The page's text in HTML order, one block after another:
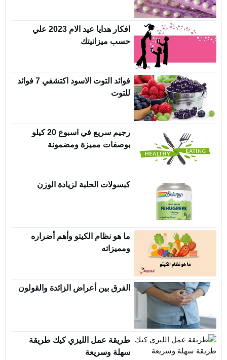
افكار هدايا عيد الام 2023 علي
حسب ميزانيتك
فوائد التوت الاسود اكتشفي 7 فوائد
للتوت
رجيم سريع في اسبوع 20 كيلو
بوصفات مميزة ومضمونة
كبسولات الحلبة لزيادة الوزن
ما هو نظام الكيتو وأهم أضراره
ومميزاته
الفرق بين أعراض الزائدة والقولون
طريقة عمل الليزي كيك طريقة
سهلة وسريعة